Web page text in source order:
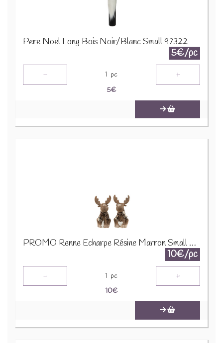
Pere Noel Long Bois Noir/Blanc Small 97322
5€/pc
- 1 pc +
5€
PROMO Renne Echarpe Résine Marron Small Assortiment De 2 16963 1890
10€/pc
- 1 pc +
10€